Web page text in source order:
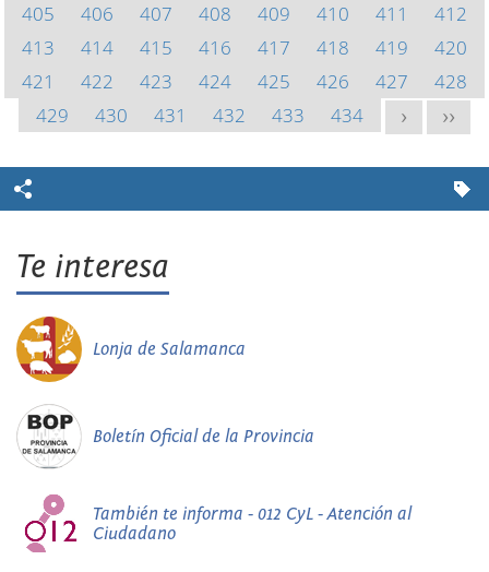
405
406 407 408 409 410 411
412
413
414 415 416 417 418 419
420
421
422 423 424 425 426 427
428
429
430 431 432 433 434 > >>
Te interesa
Lonja de Salamanca
Boletín Oficial de la Provincia
También te informa - 012 CyL - Atención al
Ciudadano